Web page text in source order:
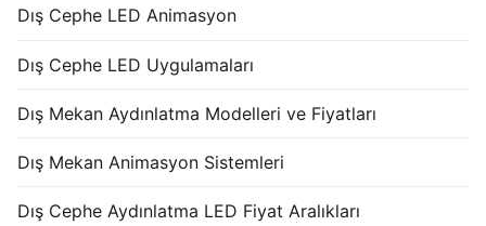
Dış Cephe LED Animasyon
Dış Cephe LED Uygulamaları
Dış Mekan Aydınlatma Modelleri ve Fiyatları
Dış Mekan Animasyon Sistemleri
Dış Cephe Aydınlatma LED Fiyat Aralıkları